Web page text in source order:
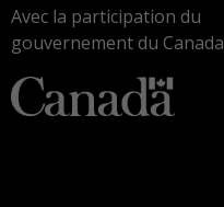
Avec la participation du
gouvernement du Canada